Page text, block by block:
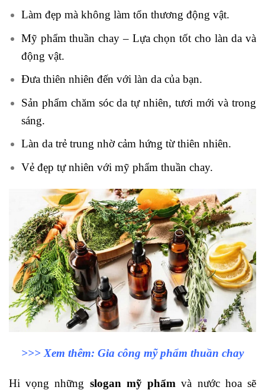
Làm đẹp mà không làm tổn thương động vật.
Mỹ phẩm thuần chay – Lựa chọn tốt cho làn da và
động vật.
Đưa thiên nhiên đến với làn da của bạn.
Sản phẩm chăm sóc da tự nhiên, tươi mới và trong
sáng.
Làn da trẻ trung nhờ cảm hứng từ thiên nhiên.
Vẻ đẹp tự nhiên với mỹ phẩm thuần chay.
>>> Xem thêm: Gia công mỹ phẩm thuần chay
Hi vọng những slogan mỹ phẩmvà nước hoa sẽ